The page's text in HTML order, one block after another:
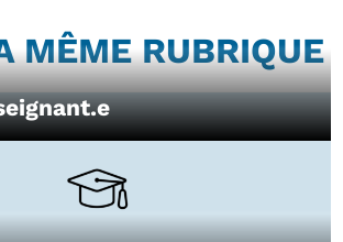
MÊME RUBRIQUE